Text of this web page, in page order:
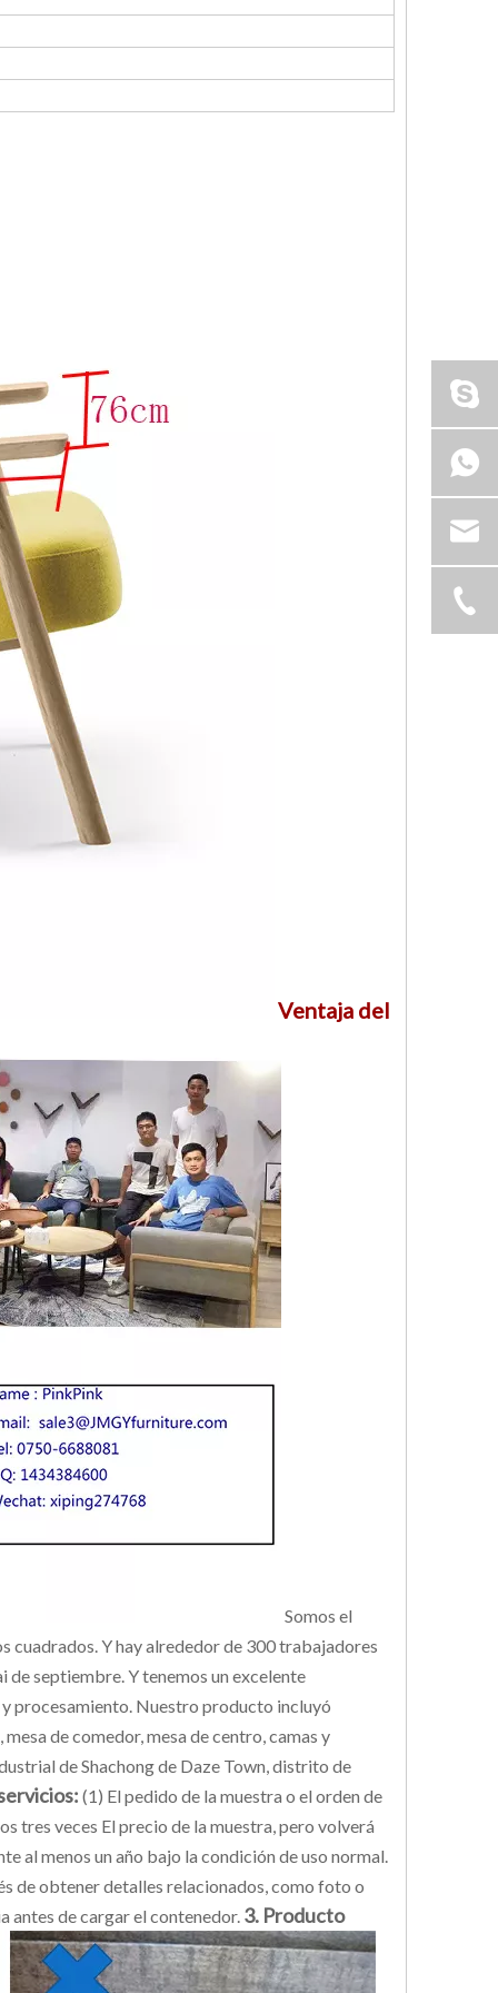
Ventaja del
Somos el
cuadrados. Y hay alrededor de 300 trabajadores
de septiembre. Y tenemos un excelente
procesamiento. Nuestro producto incluyó
de comedor, mesa de centro, camas y
de Shachong de Daze Town, distrito de
(1) El pedido de la muestra o el orden de
tres veces El precio de la muestra, pero volverá
al menos un año bajo la condición de uso normal.
de obtener detalles relacionados, como foto o
antes de cargar el contenedor. 3. Producto